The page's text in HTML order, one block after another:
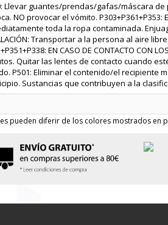
Llevar guantes/prendas/gafas/máscara de
NO provocar el vómito. P303+P361+P353:
toda la ropa contaminada.
Transportar a la persona al aire
EN CASO DE CONTACTO
Quitar las lentes de contacto cuando
P501: Eliminar el contenido/el recipiente
Sustancias que contribuyen a la
pueden diferir de los colores mostrados